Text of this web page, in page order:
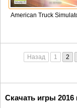
American Truck
Назад 1 2
Скачать игры 2016